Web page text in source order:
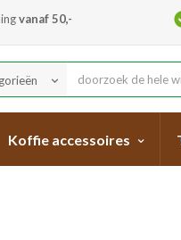
vanaf 50,-
keyboard_arrow_down
Koffie accessoires